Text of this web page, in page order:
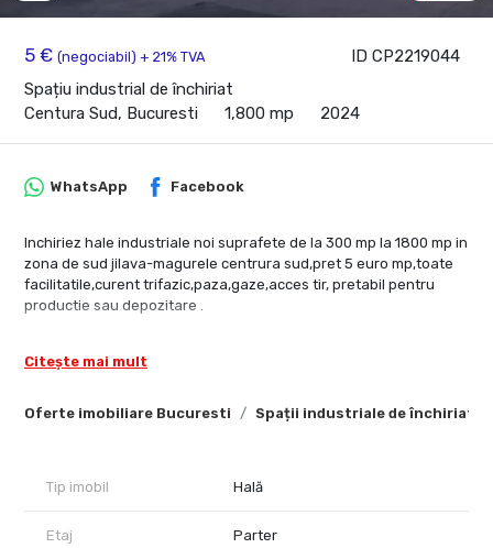
ID CP2219044
5 € (negociabil) + 21% TVA
Spațiu industrial de închiriat
Centura Sud, Bucuresti
1,800 mp 2024
Oferte imobiliare Bucuresti Spații industriale de închiriat
WhatsApp Facebook
Inchiriez hale industriale noi suprafete de la 300 mp la 1800 mp in
zona de sud jilava-magurele centrura sud,pret 5 euro mp,toate
facilitatile,curent trifazic,paza,gaze,acces tir, pretabil pentru
productie sau depozitare .
Citește mai mult
Tip imobil Hală
Etaj Parter